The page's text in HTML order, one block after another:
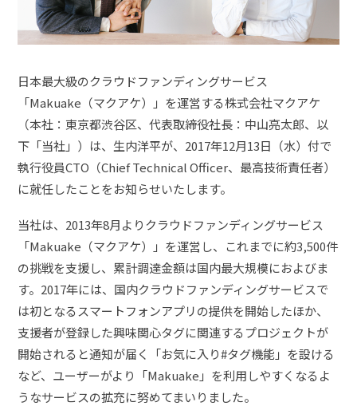
日本最大級のクラウドファンディングサービス
「Makuake（マクアケ）」を運営する株式会社マクアケ
（本社：東京都渋谷区、代表取締役社長：中山亮太郎、以
下「当社」）は、生内洋平が、2017年12月13日（水）付で
執行役員CTO（Chief Technical Officer、最高技術責任者）
に就任したことをお知らせいたします。
当社は、2013年8月よりクラウドファンディングサービス
「Makuake（マクアケ）」を運営し、これまでに約3,500件
の挑戦を支援し、累計調達金額は国内最大規模におよびま
す。2017年には、国内クラウドファンディングサービスで
は初となるスマートフォンアプリの提供を開始したほか、
支援者が登録した興味関心タグに関連するプロジェクトが
開始されると通知が届く「お気に入り#タグ機能」を設ける
など、ユーザーがより「Makuake」を利用しやすくなるよ
うなサービスの拡充に努めてまいりました。